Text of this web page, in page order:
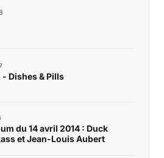
Dishes & Pills
du 14 avril 2014 : Duck
et Jean-Louis Aubert